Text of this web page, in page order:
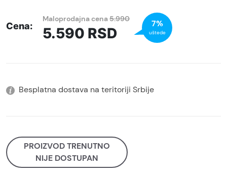
Cena:
Maloprodajna cena5.990
5.590 RSD
7%
uštede
Besplatna dostava na teritoriji Srbije
PROIZVOD TRENUTNO
NIJE DOSTUPAN